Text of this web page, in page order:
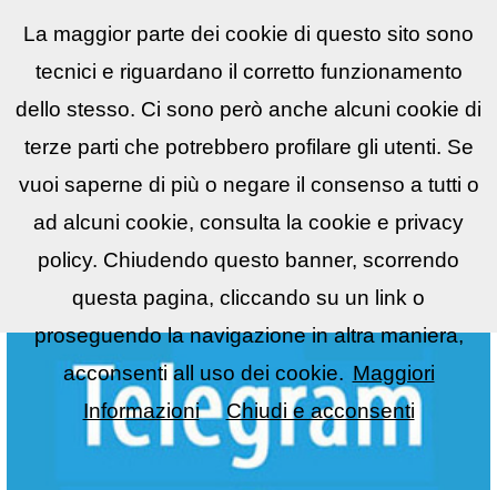
ReflexLIST▼
La maggior parte dei cookie di questo sito sono
tecnici e riguardano il corretto funzionamento
dello stesso. Ci sono però anche alcuni cookie di
terze parti che potrebbero profilare gli utenti. Se
vuoi saperne di più o negare il consenso a tutti o
ad alcuni cookie, consulta la cookie e privacy
policy. Chiudendo questo banner, scorrendo
questa pagina, cliccando su un link o
proseguendo la navigazione in altra maniera,
acconsenti all uso dei cookie. Maggiori
Informazioni
Chiudi e acconsenti